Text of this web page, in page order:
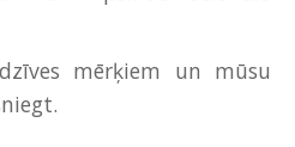
mērķiem un mūsu